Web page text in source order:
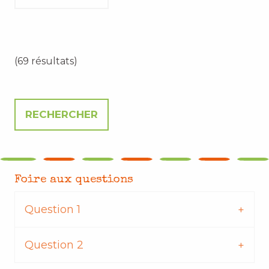
(69 résultats)
Foire aux questions
Question 1
Question 2